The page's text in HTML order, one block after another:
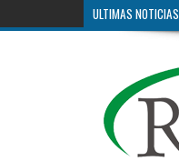
ULTIMAS NOTICIAS